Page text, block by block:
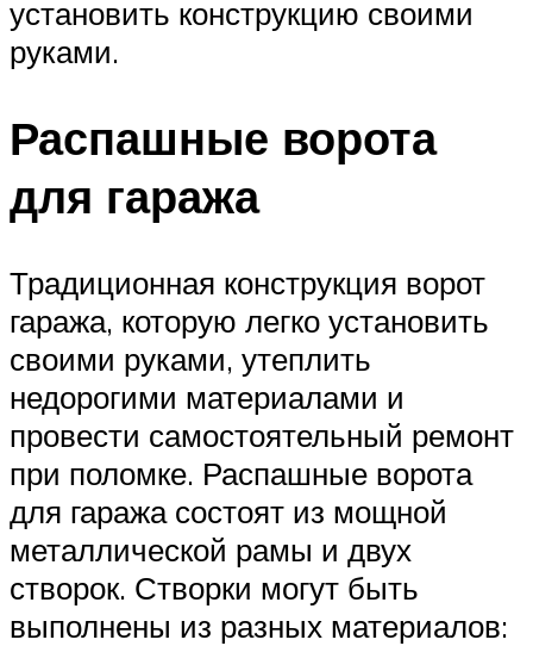
установить конструкцию своими
руками.
Распашные ворота
для гаража
Традиционная конструкция ворот
гаража, которую легко установить
своими руками, утеплить
недорогими материалами и
провести самостоятельный ремонт
при поломке. Распашные ворота
для гаража состоят из мощной
металлической рамы и двух
створок. Створки могут быть
выполнены из разных материалов: